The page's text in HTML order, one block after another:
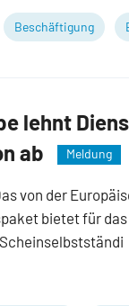
Beschäftigung
lehnt
ab
Meldung
von der
bietet für